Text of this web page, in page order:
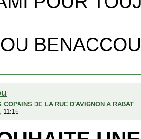
COPAINS DE LA RUE D'AVIGNON A RABAT
11:15